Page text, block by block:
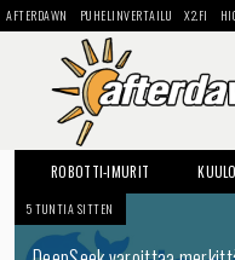
AFTERDAWN PUHELINVERTAILU X2.FI
ROBOTTI-IMURIT
5 TUNTIA SITTEN